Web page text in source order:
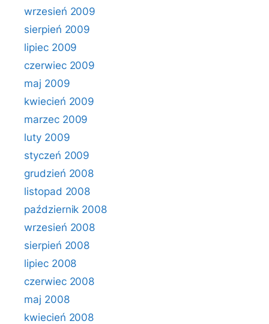
wrzesień 2009
sierpień 2009
lipiec 2009
czerwiec 2009
maj 2009
kwiecień 2009
marzec 2009
luty 2009
styczeń 2009
grudzień 2008
listopad 2008
październik 2008
wrzesień 2008
sierpień 2008
lipiec 2008
czerwiec 2008
maj 2008
kwiecień 2008